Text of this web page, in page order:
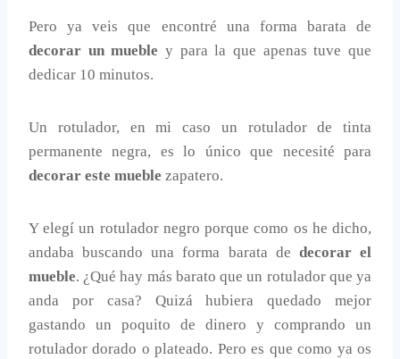
Pero ya veis que encontré una forma barata de
decorar un mueble y para la que apenas tuve que
dedicar 10 minutos.
Un rotulador, en mi caso un rotulador de tinta
permanente negra, es lo único que necesité para
decorar este mueble zapatero.
Y elegí un rotulador negro porque como os he dicho,
andaba buscando una forma barata de decorar el
mueble. ¿Qué hay más barato que un rotulador que ya
anda por casa? Quizá hubiera quedado mejor
gastando un poquito de dinero y comprando un
rotulador dorado o plateado. Pero es que como ya os